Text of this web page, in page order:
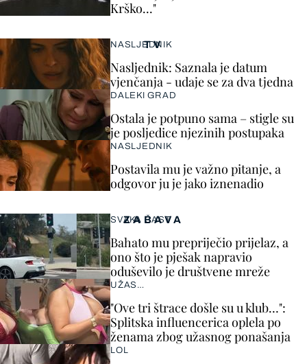
Krško..."
ZABAVA
SVAKA ČAST
Bahato mu prepriječio prijelaz, a
ono što je pješak napravio
oduševilo je društvene mreže
UŽAS…
"Ove tri štrace došle su u klub…":
Splitska influencerica oplela po
ženama zbog užasnog ponašanja
LOL
TV
NASLJEDNIK
Nasljednik: Saznala je datum
vjenčanja - udaje se za dva tjedna
DALEKI GRAD
Ostala je potpuno sama – stigle su
je posljedice njezinih postupaka
NASLJEDNIK
Postavila mu je važno pitanje, a
odgovor ju je jako iznenadio